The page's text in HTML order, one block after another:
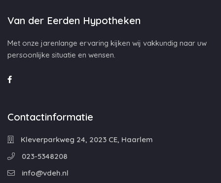
Van der Eerden Hypotheken
Met onze jarenlange ervaring kijken wij vakkundig naar uw
persoonlijke situatie en wensen.
Contactinformatie
Kleverparkweg 24, 2023 CE, Haarlem
023-5348208
info@vdeh.nl